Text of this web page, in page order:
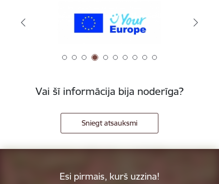
Vai šī informācija bija noderīga?
Sniegt atsauksmi
Esi pirmais, kurš uzzina!